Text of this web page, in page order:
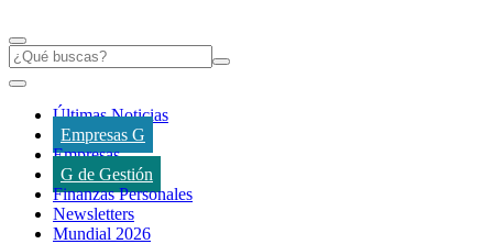
Últimas Noticias
Empresas G
Empresas
G de Gestión
Finanzas Personales
Newsletters
Mundial 2026